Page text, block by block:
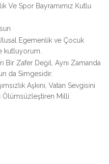
Ve Spor Bayramımız Kutlu
Egemenlik ve Çocuk
kutluyorum.
Bir Zafer Değil, Aynı Zamanda
da Simgesidir.
Aşkını, Vatan Sevgisini
Ölümsüzleştiren Milli